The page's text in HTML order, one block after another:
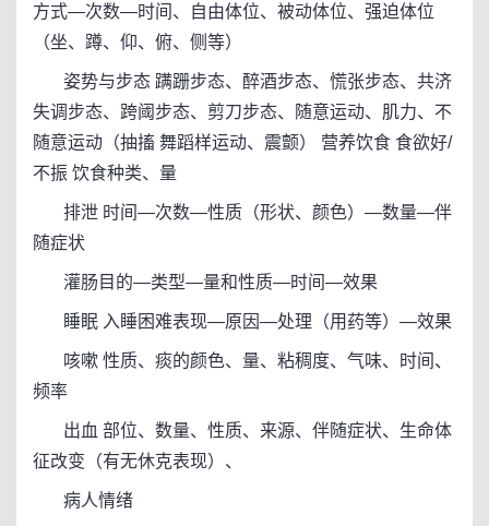
方式—次数—时间、自由体位、被动体位、强迫体位
（坐、蹲、仰、俯、侧等）
姿势与步态 蹒跚步态、醉酒步态、慌张步态、共济
失调步态、跨阈步态、剪刀步态、随意运动、肌力、不
随意运动（抽搐 舞蹈样运动、震颤） 营养饮食 食欲好/
不振 饮食种类、量
排泄 时间—次数—性质（形状、颜色）—数量—伴
随症状
灌肠目的—类型—量和性质—时间—效果
睡眠 入睡困难表现—原因—处理（用药等）—效果
咳嗽 性质、痰的颜色、量、粘稠度、气味、时间、
频率
出血 部位、数量、性质、来源、伴随症状、生命体
征改变（有无休克表现）、
病人情绪